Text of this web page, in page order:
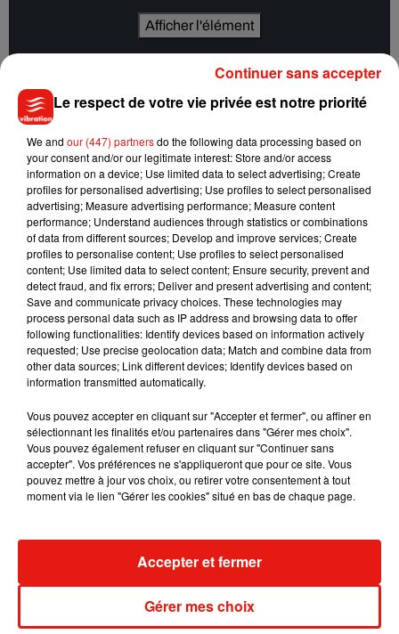
Afficher l'élément
Au milieu des nuages provoqués par les lacrymogènes,le
youtubeur teste cinq boulangeries au total :"Tout autour du
pain", "Carton", "Stohrer", "Du pain et des idées"
Grolet Opéra".Malheureusement, la dernière adresse n'aura
pas été concluante."Ils m'ont dit de revenir demain. Je ne
reviendrai pas demain. Ils ont fini tous les croissants, alors on
est partis", déclare le jeune homme, pince-sans-rire.
"L’idée de la vidéo était d’être aussi vrai et transparent que
possible avec le public de manière à ce qu’il puisse 'goûter' à
l’expérience comme moi. Le but était que mon classement
du meilleur croissant n’influence pas l’opinion des autres"
expliqué le youtubeur àTech&Co. Luis était-il au courant que
des manifestations avaient lieu en ce moment en France ?
S'il ne l'a pas précisé, il a tout de même apporter son soutien
"Le monde entier devrait suivre
l’exemple des Français dans leur manière de gérer leur
mécontentement… et de faire des croissants", a-t-il lancé.
Musique
Julien Lieb s’essaye à la vie de chatelain
dans son nouveau clip
Le respect de votre vie privée est notre priorité
We and our (447) partnersdo the following data processing based on
your consent and/or our legitimate interest: Store and/or access
information on a device; Use limited data to select advertising; Create
profiles for personalised advertising; Use profiles to select personalised
advertising; Measure advertising performance; Measure content
performance; Understand audiences through statistics or combinations
of data from different sources; Develop and improve services; Create
profiles to personalise content; Use profiles to select personalised
content; Use limited data to select content; Ensure security, prevent and
detect fraud, and fix errors; Deliver and present advertising and content;
Save and communicate privacy choices. These technologies may
process personal data such as IP address and browsing data to offer
following functionalities: Identify devices based on information actively
requested; Use precise geolocation data; Match and combine data from
other data sources; Link different devices; Identify devices based on
information transmitted automatically.
Vous pouvez accepter en cliquant sur "Accepter et fermer", ou affiner en
sélectionnant les finalités et/ou partenaires dans "Gérer mes choix".
Vous pouvez également refuser en cliquant sur "Continuer sans
accepter". Vos préférences ne s'appliqueront que pour ce site. Vous
pouvez mettre à jour vos choix, ou retirer votre consentement à tout
moment via le lien "Gérer les cookies" situé en bas de chaque page.
Gérer mes choix
Accepter et fermer
Continuer sans accepter